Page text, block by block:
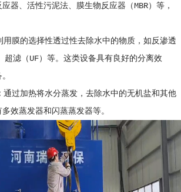
器、活性污泥法、膜生物反应器（MBR）等，
用膜的选择性透过性去除水中的物质，如反渗透
超滤（UF）等。这类设备具有良好的分离效
通过加热将水分蒸发，去除水中的无机盐和其他
效蒸发器和闪蒸蒸发器等。